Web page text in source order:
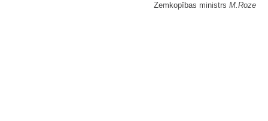
Zemkopības ministrs M.Roze